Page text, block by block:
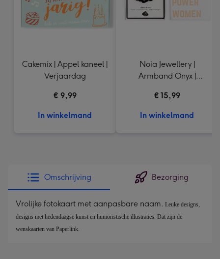
Cakemix | Appel kaneel |
Verjaardag
€ 9,99
In winkelmand
Noia Jewellery |
Armband Onyx |
€ 15,99
In winkelmand
Omschrijving Bezorging
Vrolijke fotokaart met aanpasbare naam. Leuke designs,
designs met hedendaagse kunst en humoristische illustraties. Dat zijn de
wenskaarten van Paperlink.